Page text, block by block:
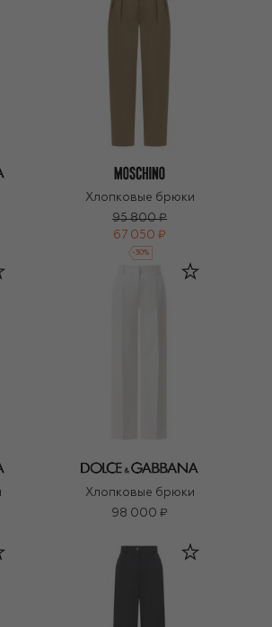
Хлопковые брюки
95 800 ₽
67 050 ₽
-30%
Хлопковые брюки
98 000 ₽